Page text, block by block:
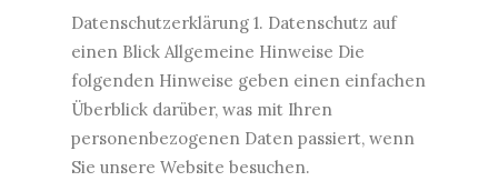
Datenschutzerklärung 1. Datenschutz auf
einen Blick Allgemeine Hinweise Die
folgenden Hinweise geben einen einfachen
Überblick darüber, was mit Ihren
personenbezogenen Daten passiert, wenn
Sie unsere Website besuchen.